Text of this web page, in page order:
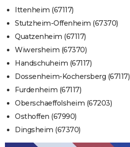
Ittenheim (67117)
Stutzheim-Offenheim (67370)
Quatzenheim (67117)
Wiwersheim (67370)
Handschuheim (67117)
Dossenheim-Kochersberg (67117)
Furdenheim (67117)
Oberschaeffolsheim (67203)
Osthoffen (67990)
Dingsheim (67370)